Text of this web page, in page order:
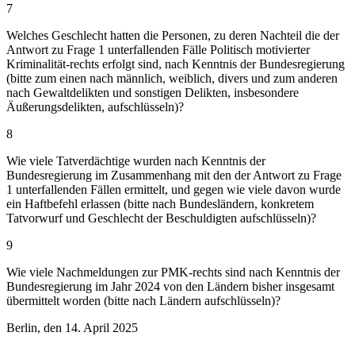
7
Welches Geschlecht hatten die Personen, zu deren Nachteil die der
Antwort zu Frage 1 unterfallenden Fälle Politisch motivierter
Kriminalität-rechts erfolgt sind, nach Kenntnis der Bundesregierung
(bitte zum einen nach männlich, weiblich, divers und zum anderen
nach Gewaltdelikten und sonstigen Delikten, insbesondere
Äußerungsdelikten, aufschlüsseln)?
8
Wie viele Tatverdächtige wurden nach Kenntnis der
Bundesregierung im Zusammenhang mit den der Antwort zu Frage
1 unterfallenden Fällen ermittelt, und gegen wie viele davon wurde
ein Haftbefehl erlassen (bitte nach Bundesländern, konkretem
Tatvorwurf und Geschlecht der Beschuldigten aufschlüsseln)?
9
Wie viele Nachmeldungen zur PMK-rechts sind nach Kenntnis der
Bundesregierung im Jahr 2024 von den Ländern bisher insgesamt
übermittelt worden (bitte nach Ländern aufschlüsseln)?
Berlin, den 14. April 2025